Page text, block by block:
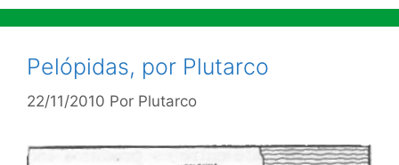
Pelópidas, por Plutarco
22/11/2010 Por Plutarco